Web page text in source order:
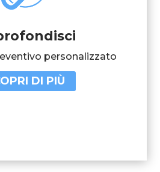
personalizzato
DI PIÙ